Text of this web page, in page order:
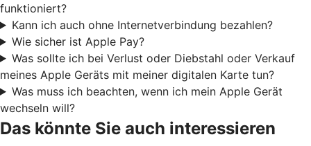
funktioniert?
Kann ich auch ohne Internetverbindung bezahlen?
Wie sicher ist Apple Pay?
Was sollte ich bei Verlust oder Diebstahl oder Verkauf
meines Apple Geräts mit meiner digitalen Karte tun?
Was muss ich beachten, wenn ich mein Apple Gerät
wechseln will?
Das könnte Sie auch interessieren